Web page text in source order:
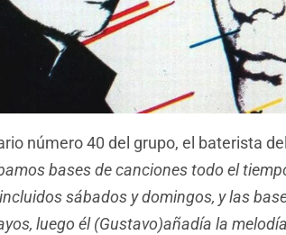
número 40 del grupo, el baterista
bases de canciones todo el
sábados y domingos, y las
luego él (Gustavo)añadía la